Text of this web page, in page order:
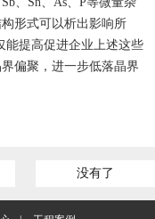
形式可以析出影响所
能提高促进企业上述这些
偏聚，进一步低落晶界
没有了